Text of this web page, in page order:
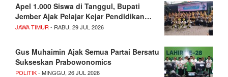
Apel 1.000 Siswa di Tanggul, Bupati
Jember Ajak Pelajar Kejar Pendidikan…
JAWA TIMUR - RABU, 29 JUL 2026
Gus Muhaimin Ajak Semua Partai Bersatu
Sukseskan Prabowonomics
POLITIK- MINGGU, 26 JUL 2026